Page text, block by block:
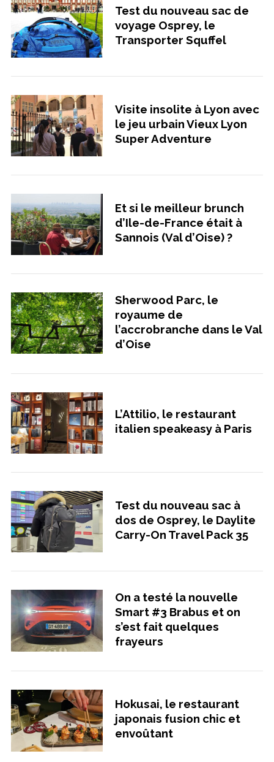
Test du nouveau sac de
voyage Osprey, le
Transporter Squffel
Visite insolite à Lyon avec
le jeu urbain Vieux Lyon
Super Adventure
Et si le meilleur brunch
d’Ile-de-France était à
Sannois (Val d’Oise) ?
Sherwood Parc, le
royaume de
l’accrobranche dans le Val
d’Oise
L’Attilio, le restaurant
italien speakeasy à Paris
Test du nouveau sac à
dos de Osprey, le Daylite
Carry-On Travel Pack 35
On a testé la nouvelle
Smart #3 Brabus et on
s’est fait quelques
frayeurs
Hokusai, le restaurant
japonais fusion chic et
envoûtant